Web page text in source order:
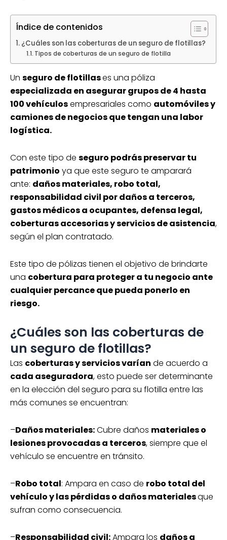
Índice de contenidos
¿Cuáles son las coberturas de un seguro de flotillas?
Tipos de coberturas de un seguro de flotilla
Un seguro de flotillases una póliza
especializada en asegurar grupos de 4 hasta
100 vehículosempresariales como automóviles y
camiones de negocios que tengan una labor
logística.
Con este tipo de seguro podrás preservar tu
patrimonio ya que este seguro te amparará
ante: daños materiales, robo total,
responsabilidad civil por daños a terceros,
gastos médicos a ocupantes, defensa legal,
coberturas accesorias y servicios de asistencia,
según el plan contratado.
Este tipo de pólizas tienen el objetivo de brindarte
una cobertura para proteger a tu negocio ante
cualquier percance que pueda ponerlo en
riesgo.
¿Cuáles son las coberturas de
un seguro de flotillas?
Las coberturas y servicios varían de acuerdo a
cada aseguradora, esto puede ser determinante
en la elección del seguro para su flotilla entre las
más comunes se encuentran:
–Daños materiales:Cubre daños materiales o
lesiones provocadas a terceros, siempre que el
vehículo se encuentre en tránsito.
–Robo total: Ampara en caso de robo total del
vehículo y las pérdidas o daños materialesque
sufran como consecuencia.
–Responsabilidad civil:Ampara los daños a